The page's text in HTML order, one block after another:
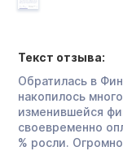
Текст отзыва:
Обратилась в
накопилось
изменившейся
своевременно
% росли.